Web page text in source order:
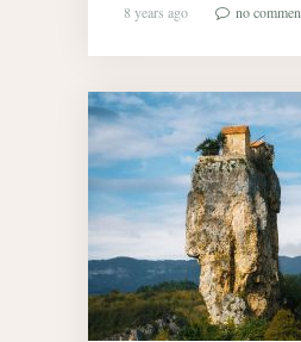
8 years ago no